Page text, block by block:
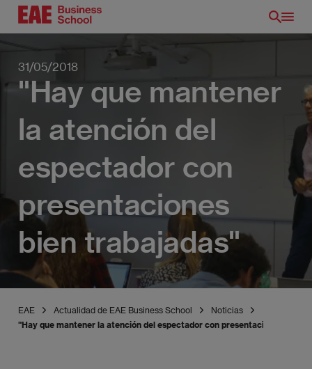
Pasar
31/05/2018
"Hay que mantener
la atención del
espectador con
presentaciones
bien trabajadas"
EAE Actualidad de EAE Business School
Noticias
"Hay que mantener la atención del espectador con presentaciones bien